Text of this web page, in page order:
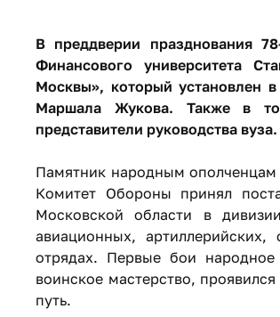
В преддверии празднования
Финансового университета
Москвы», который установлен
Маршала Жукова. Также в
представители руководства вуза.
Памятник народным ополченцам
Комитет Обороны принял
Московской области в
авиационных, артиллерийских,
отрядах. Первые бои
воинское мастерство,
путь.